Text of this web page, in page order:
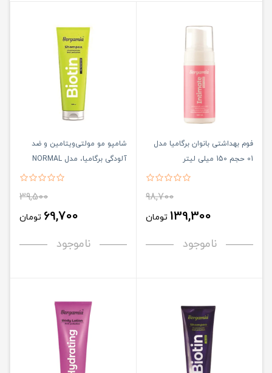
فوم بهداشتی بانوان برگامیا مدل
01 حجم 150 میلی لیتر
98,700
139,300 تومان
ناموجود
شامپو مو مولتی‌ویتامین و ضد
آلودگی برگامیا، مدل NORMAL
سازگار با موهای نرمال، حجم 250
39,500
69,700 تومان
ناموجود